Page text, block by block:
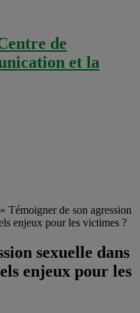
de
et la
» Témoigner de son agression
enjeux pour les victimes ?
sexuelle dans
enjeux pour les